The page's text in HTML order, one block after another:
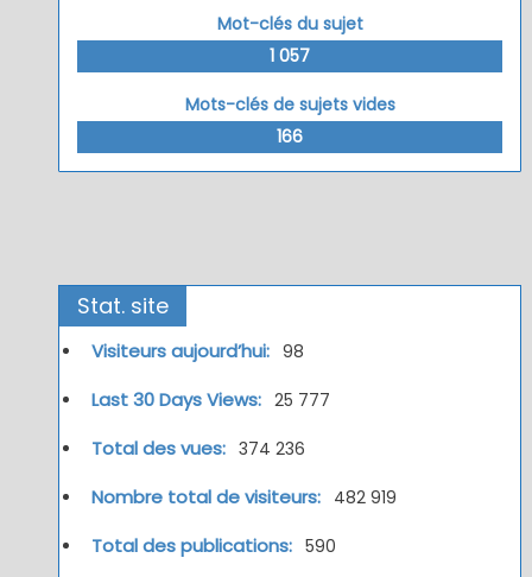
Mot-clés du sujet
1 057
Mots-clés de sujets vides
166
Stat. site
Visiteurs aujourd’hui: 98
Last 30 Days Views: 25 777
Total des vues: 374 236
Nombre total de visiteurs: 482 919
Total des publications: 590